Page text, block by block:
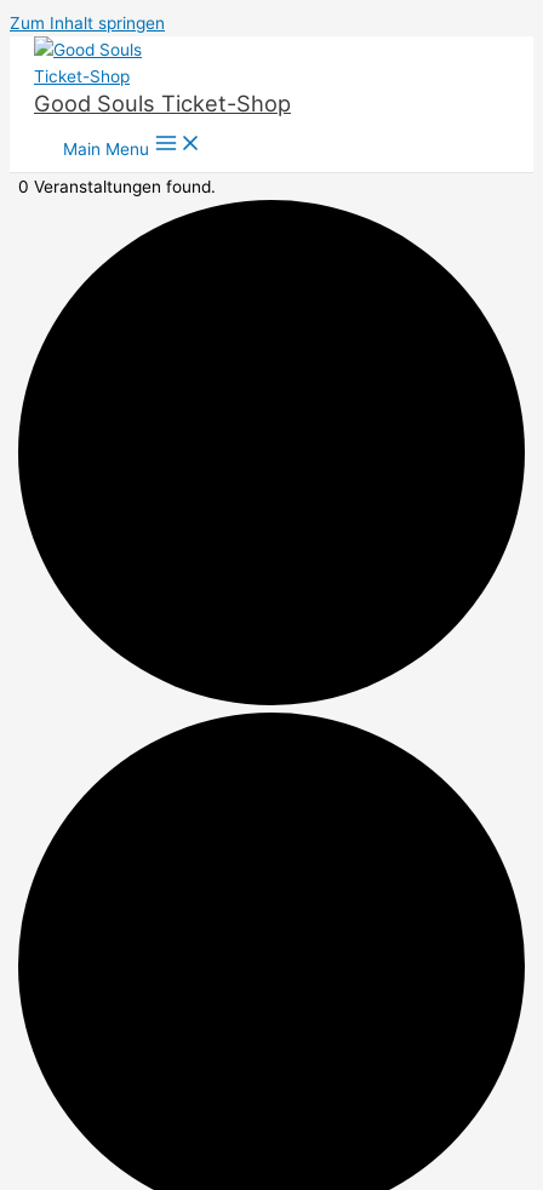
Zum Inhalt springen
Good Souls Ticket-Shop
Main Menu
0 Veranstaltungen found.